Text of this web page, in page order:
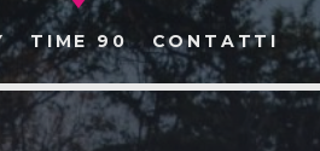
TIME 90 CONTATTI